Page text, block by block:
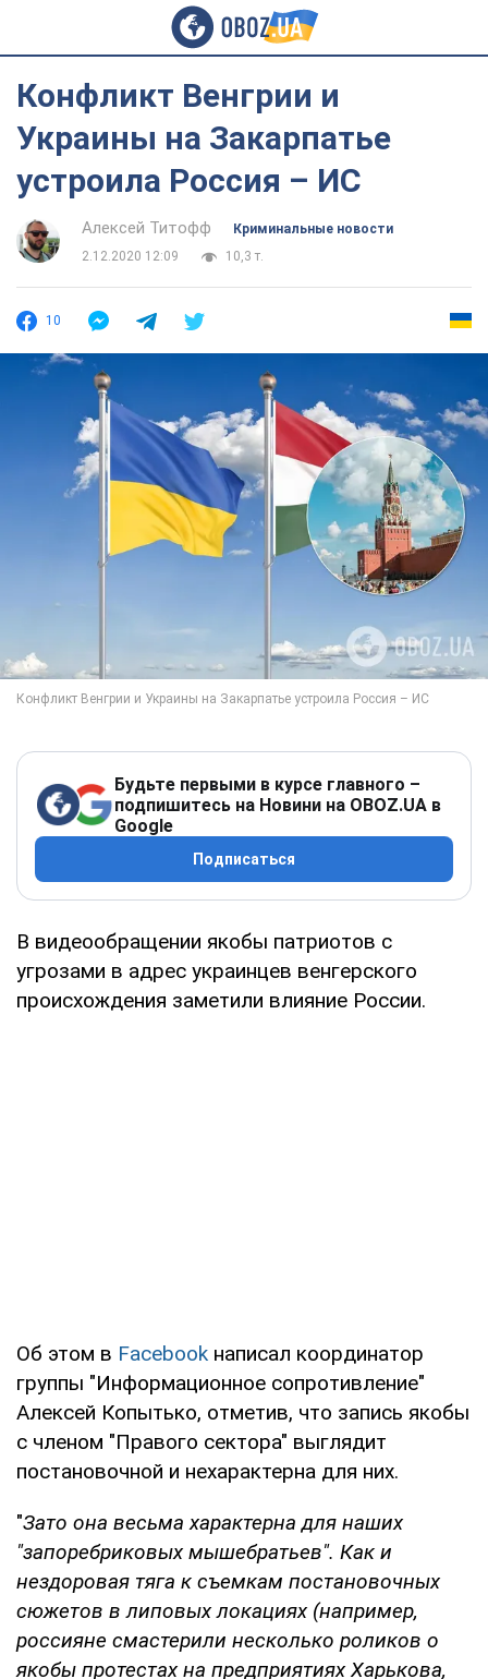
Конфликт Венгрии и
Украины на Закарпатье
устроила Россия – ИС
Алексей Титофф
Криминальные новости
2.12.2020 12:09
10,3 т.
10
Будьте первыми в курсе главного –
подпишитесь на Новини на OBOZ.UA в
Google
Подписаться
В видеообращении якобы патриотов с
угрозами в адрес украинцев венгерского
происхождения заметили влияние России.
Об этом в Facebook написал координатор
группы "Информационное сопротивление"
Алексей Копытько, отметив, что запись якобы
с членом "Правого сектора" выглядит
постановочной и нехарактерна для них.
"Зато она весьма характерна для наших
"запоребриковых мышебратьев". Как и
нездоровая тяга к съемкам постановочных
сюжетов в липовых локациях (например,
россияне смастерили несколько роликов о
якобы протестах на предприятиях Харькова,